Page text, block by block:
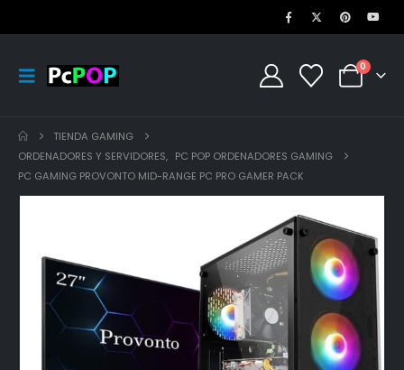
0
TIENDA GAMING
ORDENADORES Y SERVIDORES, PC POP ORDENADORES GAMING
PC GAMING PROVONTO MID-RANGE PC PRO GAMER PACK